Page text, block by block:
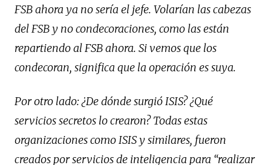
FSB ahora ya no sería el jefe. Volarían las cabezas
del FSB y no condecoraciones, como las están
repartiendo al FSB ahora. Si vemos que los
condecoran, significa que la operación es suya.
Por otro lado: ¿De dónde surgió ISIS? ¿Qué
servicios secretos lo crearon? Todas estas
organizaciones como ISIS y similares, fueron
creados por servicios de inteligencia para “realizar